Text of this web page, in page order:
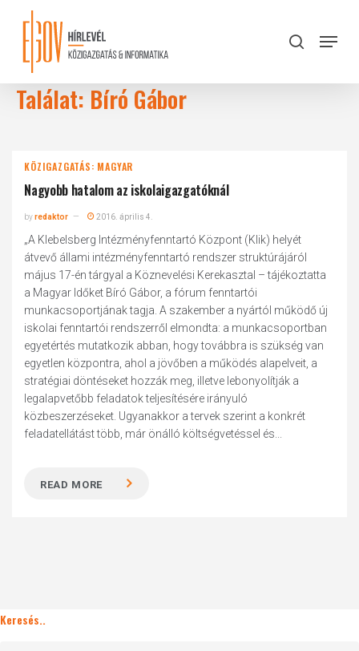
content
search
Menu
Találat: Bíró Gábor
KÖZIGAZGATÁS: MAGYAR
Nagyobb hatalom az iskolaigazgatóknál
byredaktor 2016. április 4.
„A Klebelsberg Intézményfenntartó Központ (Klik) helyét
átvevő állami intézményfenntartó rendszer struktúrájáról
május 17-én tárgyal a Köznevelési Kerek­asztal – tájékoztatta
a Magyar Időket Bíró Gábor, a fórum fenntartói
munkacsoportjának tagja. A szakember a nyártól működő új
iskolai fenntartói rendszerről elmondta: a munkacsoportban
egyetértés mutatkozik abban, hogy továbbra is szükség van
egyetlen központra, ahol a jövőben a működés alapelveit, a
stratégiai döntéseket hozzák meg, illetve lebonyolítják a
legalapvetőbb feladatok teljesítésére irányuló
közbeszerzéseket. Ugyanakkor a tervek szerint a konkrét
feladatellátást több, már önálló költségvetéssel és...
READ MORE
Keresés..
Close